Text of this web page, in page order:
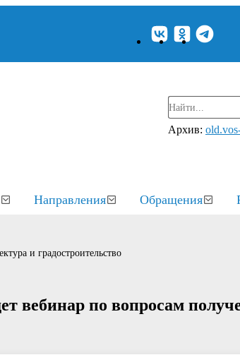
Архив:
Направления Обращения
и градостроительство
вебинар по вопросам